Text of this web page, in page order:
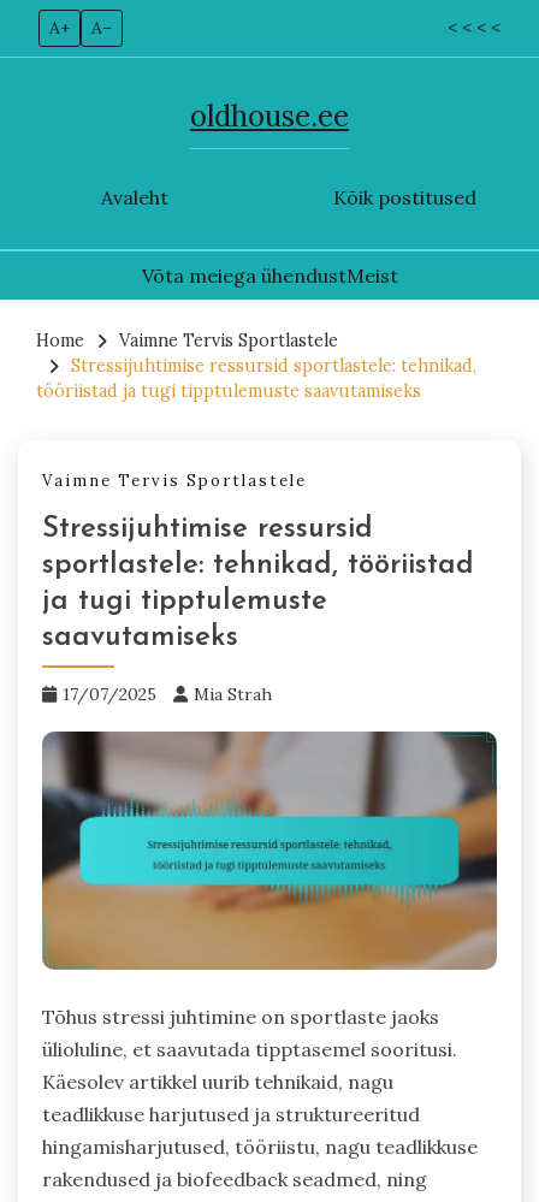
A+ A– < < < <
Avaleht
oldhouse.ee
Kõik postitused
Võta meiega ühendustMeist
content
Home
Vaimne Tervis Sportlastele
Stressijuhtimise ressursid sportlastele: tehnikad,
tööriistad ja tugi tipptulemuste saavutamiseks
Vaimne Tervis Sportlastele
Stressijuhtimise ressursid
sportlastele: tehnikad, tööriistad
ja tugi tipptulemuste
saavutamiseks
17/07/2025 Mia Strah
Tõhus stressi juhtimine on sportlaste jaoks
ülioluline, et saavutada tipptasemel sooritusi.
Käesolev artikkel uurib tehnikaid, nagu
teadlikkuse harjutused ja struktureeritud
hingamisharjutused, tööriistu, nagu teadlikkuse
rakendused ja biofeedback seadmed, ning